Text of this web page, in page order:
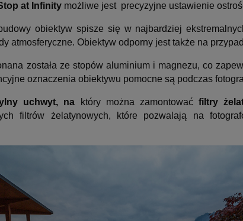
at Infinity możliwe jest precyzyjne ustawienie
obiektyw spisze się w najbardziej
atmosferyczne. Obiektyw odporny jest także na
została ze stopów aluminium i magnezu, co
oznaczenia obiektywu pomocne są podczas
uchwyt, na który można zamontowaćfiltry
filtrów żelatynowych, które pozwalają na